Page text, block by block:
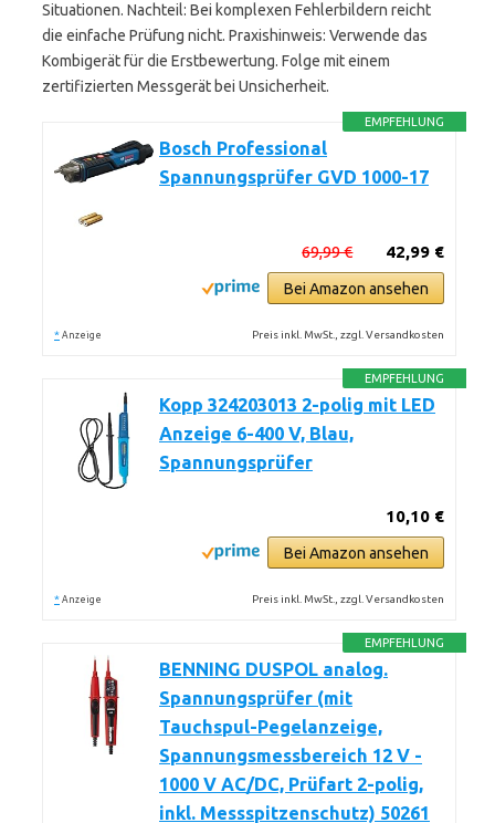
Situationen. Nachteil: Bei komplexen Fehlerbildern reicht
die einfache Prüfung nicht. Praxis­hinweis: Verwende das
Kombigerät für die Erstbewertung. Folge mit einem
zertifizierten Messgerät bei Unsicherheit.
EMPFEHLUNG
Bosch Professional
Spannungsprüfer GVD 1000-17
42,99 €
69,99 €
Bei Amazon ansehen
* Anzeige Preis inkl. MwSt., zzgl. Versandkosten
EMPFEHLUNG
Kopp 324203013 2-polig mit LED
Anzeige 6-400 V, Blau,
Spannungsprüfer
10,10 €
Bei Amazon ansehen
* Anzeige Preis inkl. MwSt., zzgl. Versandkosten
EMPFEHLUNG
BENNING DUSPOL analog.
Spannungsprüfer (mit
Tauchspul-Pegelanzeige,
Spannungsmessbereich 12 V -
1000 V AC/DC, Prüfart 2-polig,
inkl. Messspitzenschutz) 50261